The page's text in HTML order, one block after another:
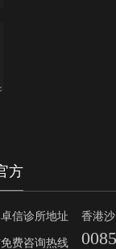
方
香港